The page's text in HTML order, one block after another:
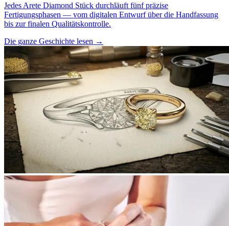
Jedes Arete Diamond Stück durchläuft fünf präzise
Fertigungsphasen — vom digitalen Entwurf über die Handfassung
bis zur finalen Qualitätskontrolle.
Die ganze Geschichte lesen →